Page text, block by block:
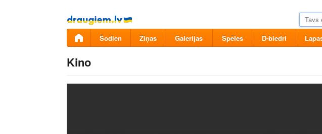
Pāriet
uz
saturu
Šodien Ziņas Galerijas Spēles D-biedri
Kino